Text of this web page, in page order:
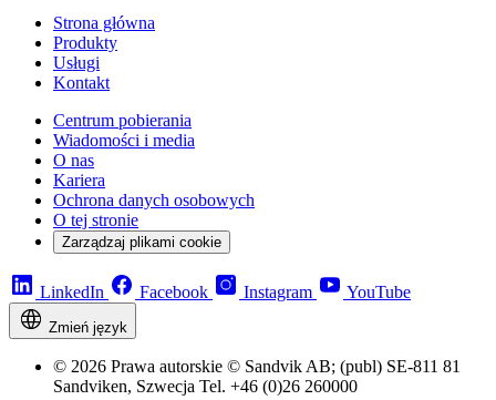
Strona główna
Produkty
Usługi
Kontakt
Centrum pobierania
Wiadomości i media
O nas
Kariera
Ochrona danych osobowych
O tej stronie
Zarządzaj plikami cookie
LinkedIn Facebook Instagram YouTube
Zmień język
© 2026 Prawa autorskie © Sandvik AB; (publ) SE-811 81
Sandviken, Szwecja Tel. +46 (0)26 260000